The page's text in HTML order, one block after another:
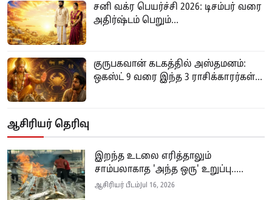
சனி வக்ர பெயர்ச்சி 2026: டிசம்பர் வரை
அதிர்ஷ்டம் பெறும்...
குருபகவான் கடகத்தில் அஸ்தமனம்:
ஒகஸ்ட் 9 வரை இந்த 3 ராசிக்காரர்கள்...
ஆசிரியர் தெரிவு
இறந்த உடலை எரித்தாலும்
சாம்பலாகாத 'அந்த ஒரு' உறுப்பு.....
ஆசிரியர் பீடம்Jul 16, 2026